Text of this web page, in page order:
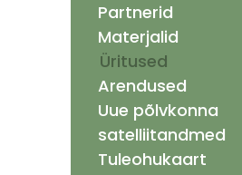
Partnerid
Materjalid
Üritused
Arendused
Uue põlvkonna
satelliitandmed
Tuleohukaart